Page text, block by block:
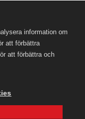
information om
att förbättra
att förbättra och